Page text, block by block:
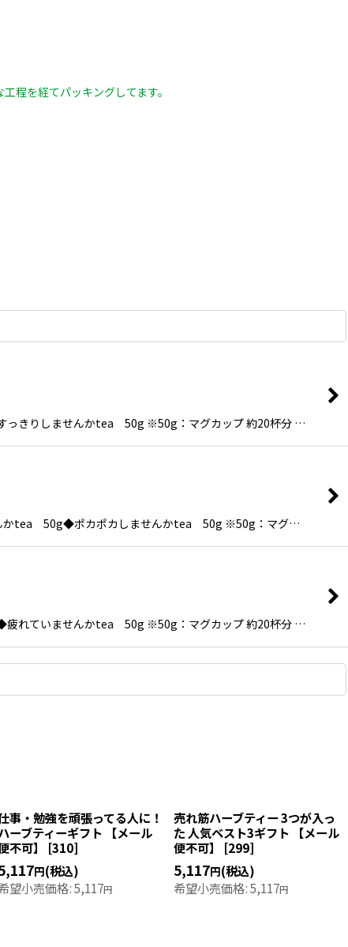
程を経てパッキングしてます。
きりしませんかtea 50g ※50g：マグカップ 約20杯分 …
んかtea 50g◆ポカポカしませんかtea 50g ※50g：マグ…
れていませんかtea 50g ※50g：マグカップ 約20杯分 …
事・勉強を頑張ってる人に！
ーブティーギフト 【メール
不可】
[310]
円(税込)
望小売価格:5,117円
売れ筋ハーブティー 3つが入っ
た 人気ベスト3ギフト 【メール
便不可】
[299]
5,117円(税込)
希望小売価格:5,117円